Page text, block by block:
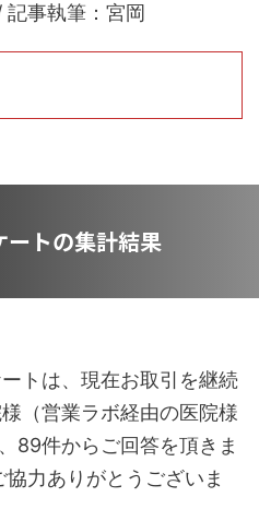
事執筆：宮岡
トの集計結果
トは、現在お取引を継続
（営業ラボ経由の医院様
89件からご回答を頂きま
力ありがとうございま